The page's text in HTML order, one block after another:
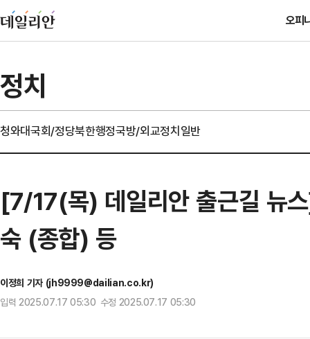
오피
정치
청와대국회/정당북한행정국방/외교정치일반
[7/17(목) 데일리안 출근길 뉴
숙 (종합) 등
이정희 기자 (jh9999@dailian.co.kr)
입력 2025.07.17 05:30 수정 2025.07.17 05:30